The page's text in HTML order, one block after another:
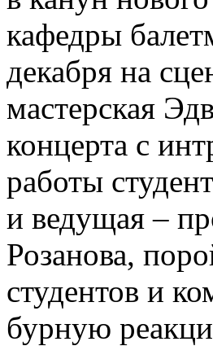
кафедры
декабря на
мастерская
концерта с
работы
и ведущая –
Розанова,
студентов и
бурную